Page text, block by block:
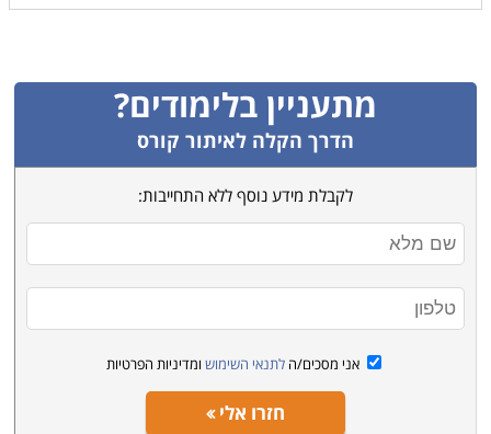
מתעניין בלימודים?
הדרך הקלה לאיתור קורס
לקבלת מידע נוסף ללא התחייבות:
אני מסכים/ה לתנאי השימוש ומדיניות הפרטיות
חזרו אלי